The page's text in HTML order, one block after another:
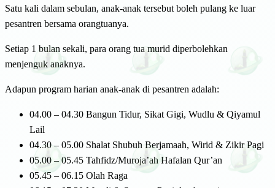
Satu kali dalam sebulan, anak-anak tersebut boleh pulang ke luar
pesantren bersama orangtuanya.
Setiap 1 bulan sekali, para orang tua murid diperbolehkan
menjenguk anaknya.
Adapun program harian anak-anak di pesantren adalah:
04.00 – 04.30 Bangun Tidur, Sikat Gigi, Wudlu & Qiyamul
Lail
04.30 – 05.00 Shalat Shubuh Berjamaah, Wirid & Zikir Pagi
05.00 – 05.45 Tahfidz/Muroja’ah Hafalan Qur’an
05.45 – 06.15 Olah Raga